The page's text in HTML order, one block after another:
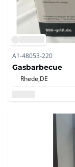
A1-48053-220
Gasbarbecue
Rhede,DE